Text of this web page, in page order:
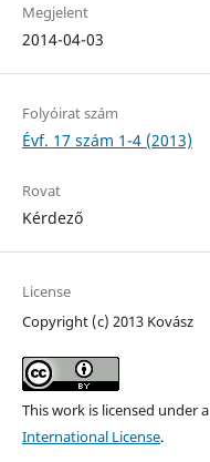
Megjelent
2014-04-03
Folyóirat szám
Évf. 17 szám 1-4 (2013)
Rovat
Kérdező
License
Copyright (c) 2013 Kovász
This work is licensed under a
International License.